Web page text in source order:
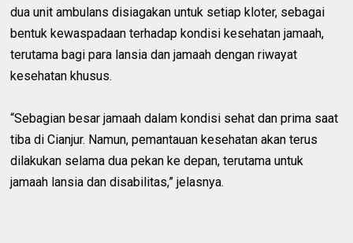
dua unit ambulans disiagakan untuk setiap kloter, sebagai
bentuk kewaspadaan terhadap kondisi kesehatan jamaah,
terutama bagi para lansia dan jamaah dengan riwayat
kesehatan khusus.
“Sebagian besar jamaah dalam kondisi sehat dan prima saat
tiba di Cianjur. Namun, pemantauan kesehatan akan terus
dilakukan selama dua pekan ke depan, terutama untuk
jamaah lansia dan disabilitas,” jelasnya.